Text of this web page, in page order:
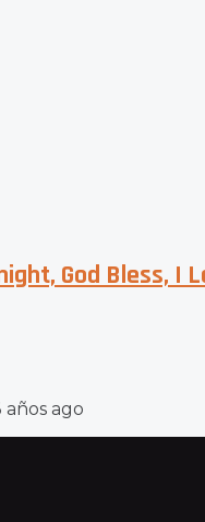
God Bless,
años ago